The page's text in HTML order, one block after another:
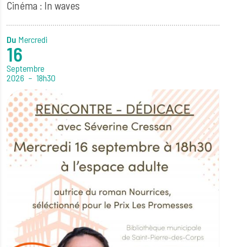
Cinéma : In waves
Du Mercredi
16
Septembre
2026
18h30